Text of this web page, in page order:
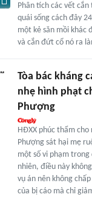
Phân tích các vết
quái sống cách đây
một kẻ săn mồi khác
và cắn đứt cổ nó ra
Tòa bác kháng
nhẹ hình phạt
Phượng
HĐXX phúc thẩm cho
Phượng sát hại mẹ
một số vi phạm
nhiên, điều này
vụ án nên không
của bị cáo mà chỉ